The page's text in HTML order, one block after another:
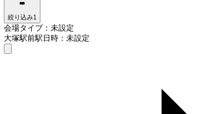
絞り込み1
会場タイプ：未設定
大塚駅前駅日時：未設定